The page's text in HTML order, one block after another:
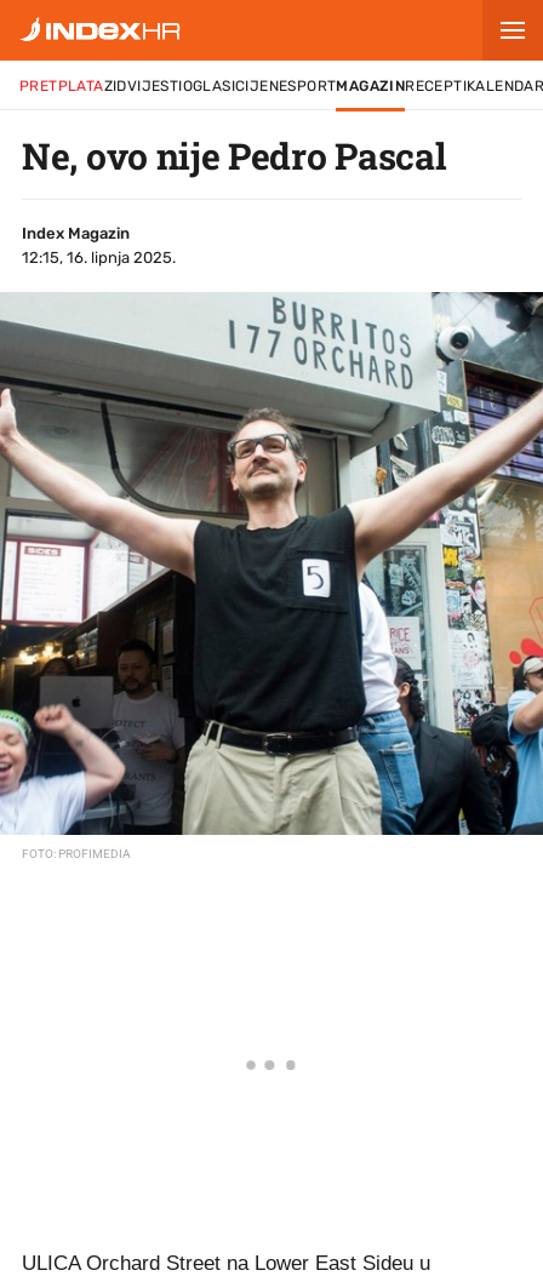
PRETPLATAZIDVIJESTIOGLASICIJENESPORTMAGAZINRECEPTI
Ne, ovo nije Pedro Pascal
Index Magazin
12:15, 16. lipnja 2025.
FOTO: PROFIMEDIA
ULICA Orchard Street na Lower East Sideu u